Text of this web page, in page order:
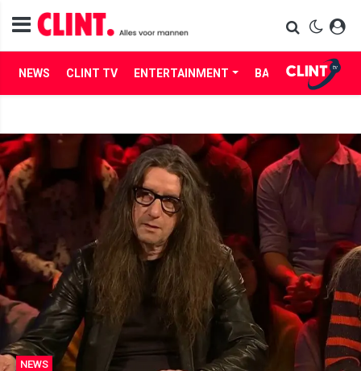
NEWS CLINT TV ENTERTAINMENT BABES LIFE
NEWS